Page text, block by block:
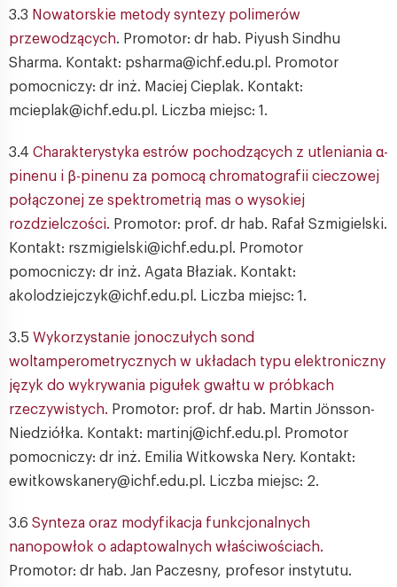
3.3 Nowatorskie metody syntezy polimerów
przewodzących. Promotor: dr hab. Piyush Sindhu
Sharma. Kontakt: psharma@ichf.edu.pl. Promotor
pomocniczy: dr inż. Maciej Cieplak. Kontakt:
mcieplak@ichf.edu.pl. Liczba miejsc: 1.
3.4 Charakterystyka estrów pochodzących z utleniania α-
pinenu i β-pinenu za pomocą chromatografii cieczowej
połączonej ze spektrometrią mas o wysokiej
rozdzielczości. Promotor: prof. dr hab. Rafał Szmigielski.
Kontakt: rszmigielski@ichf.edu.pl. Promotor
pomocniczy: dr inż. Agata Błaziak. Kontakt:
akolodziejczyk@ichf.edu.pl. Liczba miejsc: 1.
3.5 Wykorzystanie jonoczułych sond
woltamperometrycznych w układach typu elektroniczny
język do wykrywania pigułek gwałtu w próbkach
rzeczywistych. Promotor: prof. dr hab. Martin Jönsson-
Niedziółka. Kontakt: martinj@ichf.edu.pl. Promotor
pomocniczy: dr inż. Emilia Witkowska Nery. Kontakt:
ewitkowskanery@ichf.edu.pl. Liczba miejsc: 2.
3.6 Synteza oraz modyfikacja funkcjonalnych
nanopowłok o adaptowalnych właściwościach.
Promotor: dr hab. Jan Paczesny, profesor instytutu.